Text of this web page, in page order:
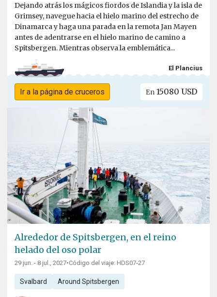
Dejando atrás los mágicos fiordos de Islandia y la isla de
Grimsey, navegue hacia el hielo marino del estrecho de
Dinamarca y haga una parada en la remota Jan Mayen
antes de adentrarse en el hielo marino de camino a
Spitsbergen. Mientras observa la emblemática...
El Plancius
Ir a la página de cruceros En 15080 USD
Alrededor de Spitsbergen, en el reino
helado del oso polar
29 jun. - 8 jul., 2027•Código del viaje: HDS07-27
Svalbard Around Spitsbergen